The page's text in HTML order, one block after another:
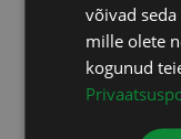
teatud
tavaliselt
Sümptomid:
võivad
mille olete
kogunud